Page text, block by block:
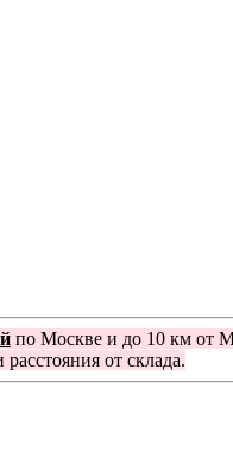
по Москве и до 10 км от
от склада.